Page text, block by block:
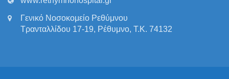
Γενικό Νοσοκομείο Ρεθύμνου
Τρανταλλίδου 17-19, Ρέθυμνο, Τ.Κ. 74132